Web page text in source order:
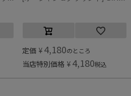
定価 ¥ 4,180のところ
当店特別価格 ¥ 4,180税込